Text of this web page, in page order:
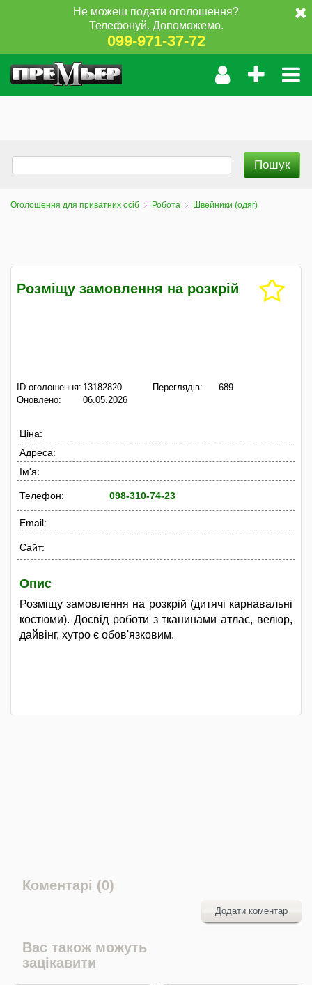
Не можеш подати оголошення?
Телефонуй. Допоможемо.
099-971-37-72
Оголошення для приватних осіб Робота Швейники (одяг)
Розміщу замовлення на розкрій
ID оголошення: 13182820
Оновлено:
06.05.2026
Переглядів: 689
Ціна:
Адреса:
Ім'я:
Телефон: 098-310-74-23
Email:
Сайт:
Опис
Розміщу замовлення на розкрій (дитячі карнавальні
костюми). Досвід роботи з тканинами атлас, велюр,
дайвінг, хутро є обов'язковим.
Коментарі (0)
Додати коментар
Вас також можуть
зацікавити